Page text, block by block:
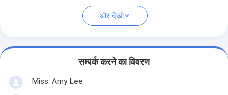
और देखो
सम्पर्क करने का विवरण
Miss. Amy Lee